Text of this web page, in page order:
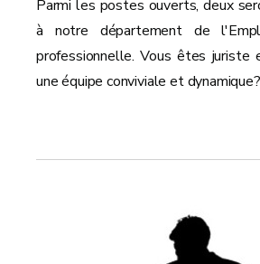
Parmi les postes ouverts, deux
à notre département de
professionnelle. Vous êtes juriste
une équipe conviviale et